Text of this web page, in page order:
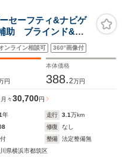
セーフティ&ナビゲ
助 ブラインド&レ
クプラス 360度カ
イ
ンライン相談可 360°画像付
円
本体価格
388.2万円
月々30,700円
年 走行 3.1万km
修復
なし
整備
法定整備無
県横浜市都筑区